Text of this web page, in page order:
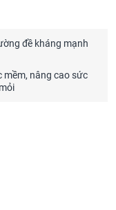
đề kháng mạnh
mềm, nâng cao sức